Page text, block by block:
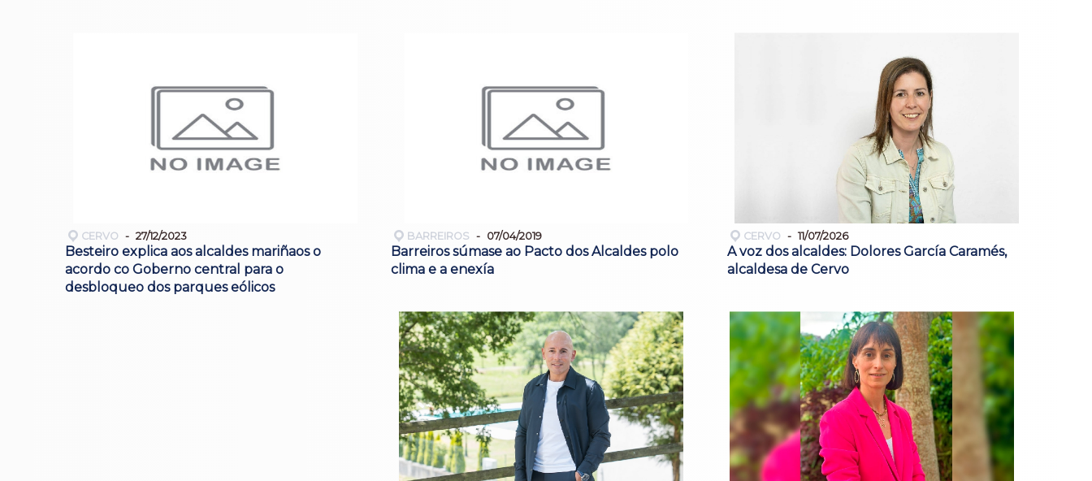
CERVO 27/12/2023
Besteiro explica aos alcaldes mariñaos o
acordo co Goberno central para o
desbloqueo dos parques eólicos
BARREIROS 07/04/2019
Barreiros súmase ao Pacto dos Alcaldes polo
clima e a enexía
CERVO 11/07/2026
A voz dos alcaldes: Dolores García Caramés,
alcaldesa de Cervo